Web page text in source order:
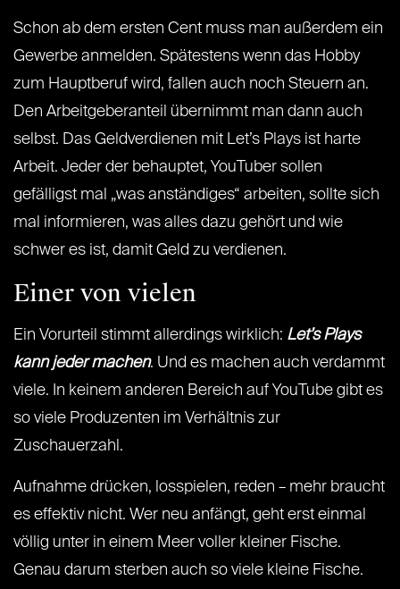
Schon ab dem ersten Cent muss man außerdem ein
Gewerbe anmelden. Spätestens wenn das Hobby
zum Hauptberuf wird, fallen auch noch Steuern an.
Den Arbeitgeberanteil übernimmt man dann auch
selbst. Das Geldverdienen mit Let’s Plays ist harte
Arbeit. Jeder der behauptet, YouTuber sollen
gefälligst mal „was anständiges“ arbeiten, sollte sich
mal informieren, was alles dazu gehört und wie
schwer es ist, damit Geld zu verdienen.
Einer von vielen
Ein Vorurteil stimmt allerdings wirklich: Let’s Plays
kann jeder machen. Und es machen auch verdammt
viele. In keinem anderen Bereich auf YouTube gibt es
so viele Produzenten im Verhältnis zur
Zuschauerzahl.
Aufnahme drücken, losspielen, reden – mehr braucht
es effektiv nicht. Wer neu anfängt, geht erst einmal
völlig unter in einem Meer voller kleiner Fische.
Genau darum sterben auch so viele kleine Fische.